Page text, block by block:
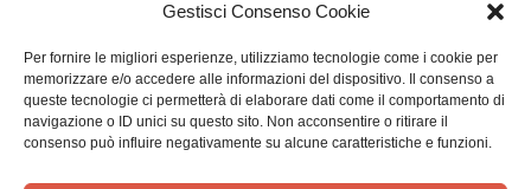
Gestisci Consenso Cookie
Per fornire le migliori esperienze, utilizziamo tecnologie come i cookie per
memorizzare e/o accedere alle informazioni del dispositivo. Il consenso a
queste tecnologie ci permetterà di elaborare dati come il comportamento di
navigazione o ID unici su questo sito. Non acconsentire o ritirare il
consenso può influire negativamente su alcune caratteristiche e funzioni.
C.F. e P.IVA 09655250018
Via Tre Denti, 1 - 10060 Cantalupa (TO)
Telefono: (+39) 0121 353452 - Fax: (+39) 0121 353839
info@effata.it